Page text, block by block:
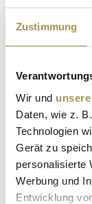
Zustimmung
Wir und
Daten, wie z.
Technologien
Gerät zu
personalisierte
Werbung und
Entwicklung